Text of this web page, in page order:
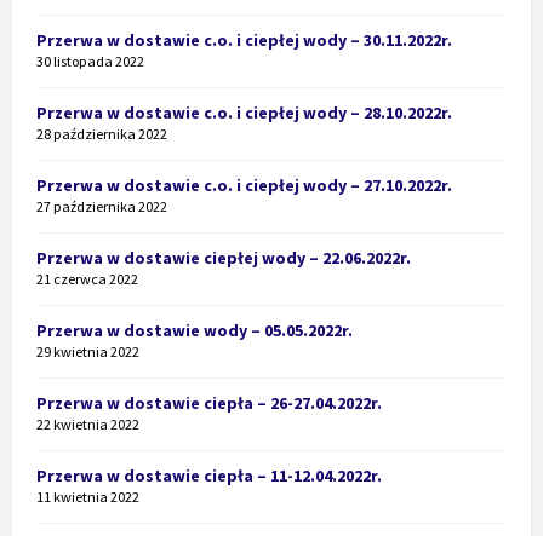
Przerwa w dostawie c.o. i ciepłej wody – 30.11.2022r.
30 listopada 2022
Przerwa w dostawie c.o. i ciepłej wody – 28.10.2022r.
28 października 2022
Przerwa w dostawie c.o. i ciepłej wody – 27.10.2022r.
27 października 2022
Przerwa w dostawie ciepłej wody – 22.06.2022r.
21 czerwca 2022
Przerwa w dostawie wody – 05.05.2022r.
29 kwietnia 2022
Przerwa w dostawie ciepła – 26-27.04.2022r.
22 kwietnia 2022
Przerwa w dostawie ciepła – 11-12.04.2022r.
11 kwietnia 2022